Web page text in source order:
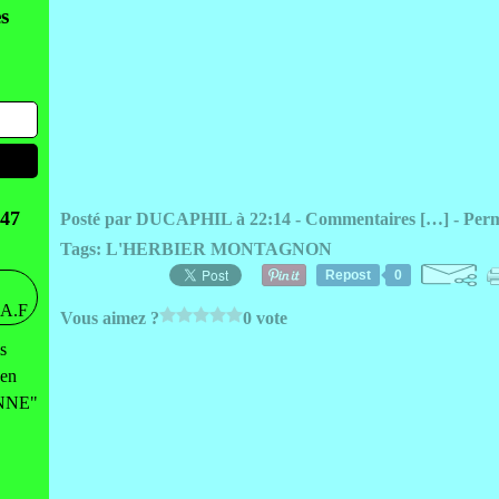
Posté par DUCAPHIL à 22:14 - Commentaires […] -
Tags: L'HERBIER MONTAGNON
Repost 0
Vous aimez ? 0 vote